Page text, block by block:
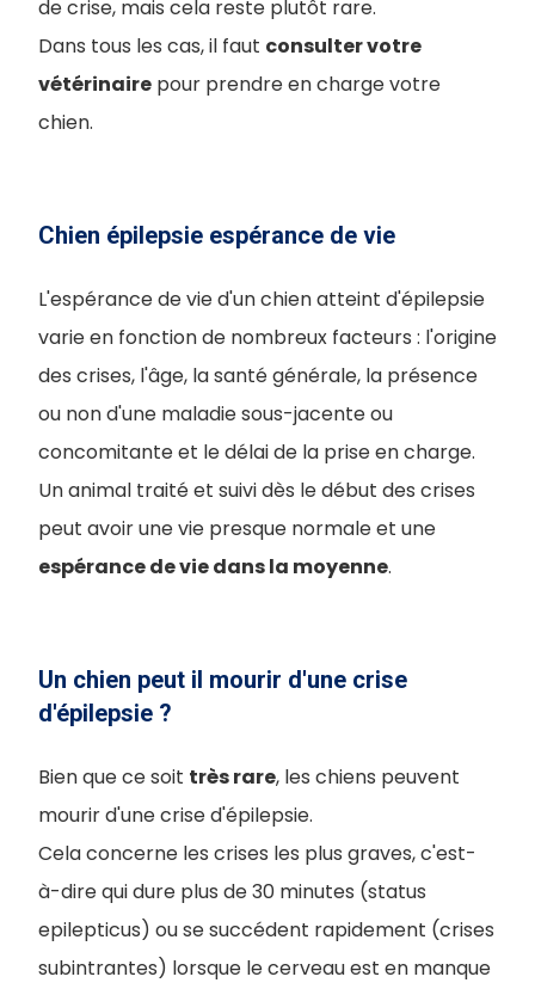
de crise, mais cela reste plutôt rare.
Dans tous les cas, il faut consulter votre
vétérinaire pour prendre en charge votre
chien.
Chien épilepsie espérance de vie
L'espérance de vie d'un chien atteint d'épilepsie
varie en fonction de nombreux facteurs : l'origine
des crises, l'âge, la santé générale, la présence
ou non d'une maladie sous-jacente ou
concomitante et le délai de la prise en charge.
Un animal traité et suivi dès le début des crises
peut avoir une vie presque normale et une
espérance de vie dans la moyenne.
Un chien peut il mourir d'une crise
d'épilepsie ?
Bien que ce soit très rare, les chiens peuvent
mourir d'une crise d'épilepsie.
Cela concerne les crises les plus graves, c'est-
à-dire qui dure plus de 30 minutes (status
epilepticus) ou se succédent rapidement (crises
subintrantes) lorsque le cerveau est en manque